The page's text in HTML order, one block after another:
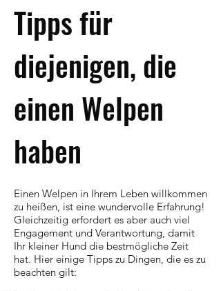
Tipps für
diejenigen, die
einen Welpen
haben
Einen Welpen in Ihrem Leben willkommen
zu heißen, ist eine wundervolle Erfahrung!
Gleichzeitig erfordert es aber auch viel
Engagement und Verantwortung, damit
Ihr kleiner Hund die bestmögliche Zeit
hat. Hier einige Tipps zu Dingen, die es zu
beachten gilt: